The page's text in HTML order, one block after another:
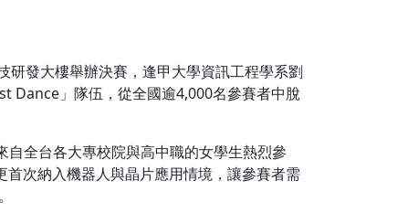
研發大樓舉辦決賽，逢甲大學資訊工程學系劉
Dance」隊伍，從全國逾4,000名參賽者中脫
全台各大專校院與高中職的女學生熱烈參
次納入機器人與晶片應用情境，讓參賽者需